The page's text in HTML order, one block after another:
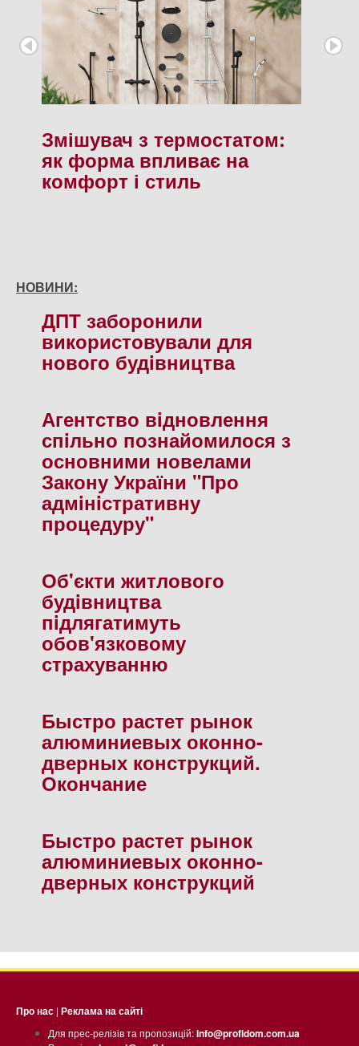
Змішувач з термостатом:
як форма впливає на
комфорт і стиль
НОВИНИ:
ДПТ заборонили
використовували для
нового будiвництва
Агентство вiдновлення
спiльно познайомилося з
основними новелами
Закону України "Про
адмiнiстративну
процедуру"
Об'єкти житлового
будiвництва
пiдлягатимуть
обов'язковому
страхуванню
Быстро растет рынок
алюминиевых оконно-
дверных конструкций.
Окончание
Быстро растет рынок
алюминиевых оконно-
дверных конструкций
Про нас | Реклама на сайті
Для прес-релізів та пропозицій:info@profidom.com.ua